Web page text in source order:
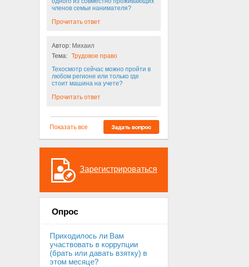
членов семьи нанимателя?
Прочитать ответ
Автор: Михаил
Тема: Трудовое право
Техосмотр сейчас можно пройти в
любом регионе или только где
стоит машина на учете?
Прочитать ответ
Показать все
Зарегистрироваться
Опрос
Приходилось ли Вам
участвовать в коррупции
(брать или давать взятку) в
этом месяце?